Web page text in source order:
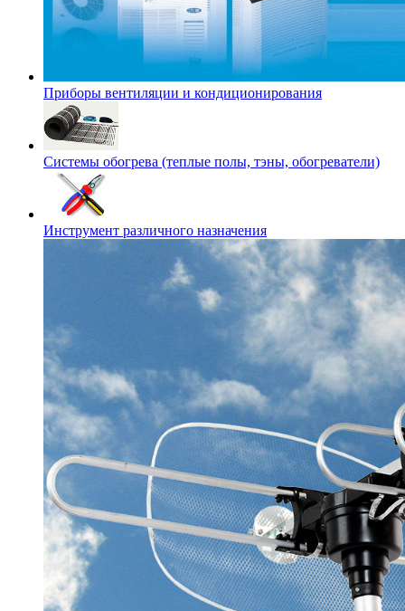
Приборы вентиляции и кондиционирования
Системы обогрева (теплые полы, тэны, обогреватели)
Инструмент различного назначения